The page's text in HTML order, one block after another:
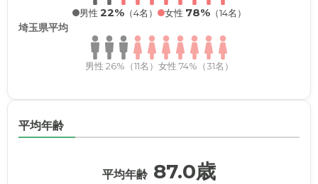
男性 22%（4名） 女性 78%（14名）
埼玉県平均
男性 26%（11名） 女性 74%（31名）
平均年齢
平均年齢 87.0歳